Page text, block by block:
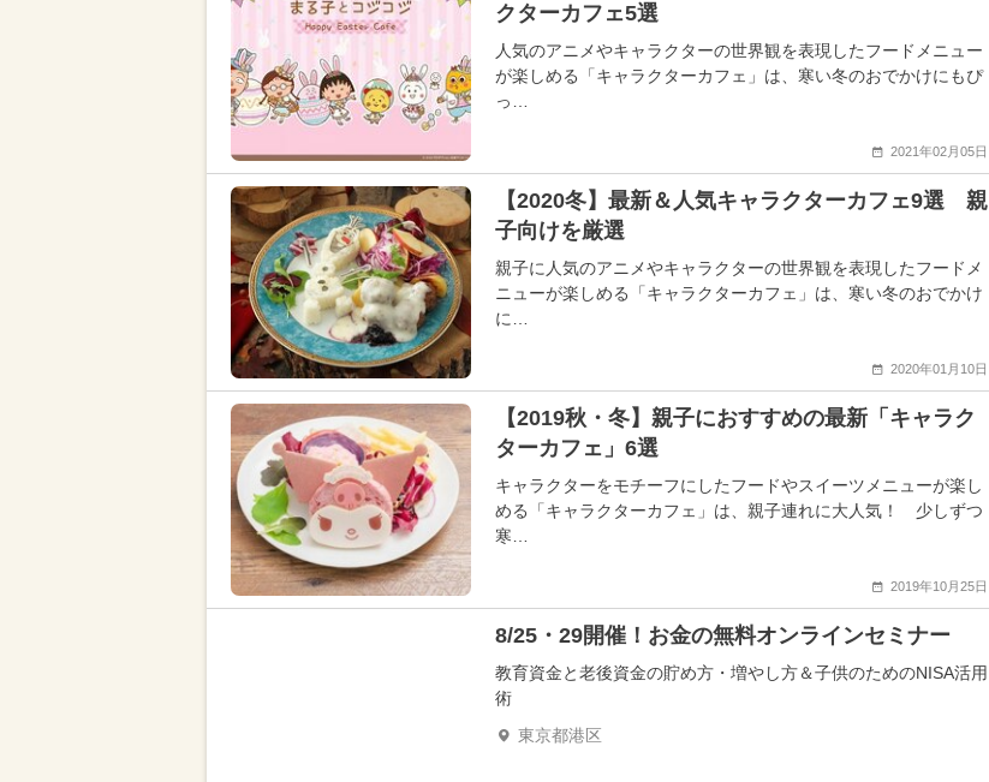
クターカフェ5選
人気のアニメやキャラクターの世界観を表現したフードメニュー
が楽しめる「キャラクターカフェ」は、寒い冬のおでかけにもぴ
っ…
2021年02月05日
【2020冬】最新＆人気キャラクターカフェ9選 親
子向けを厳選
親子に人気のアニメやキャラクターの世界観を表現したフードメ
ニューが楽しめる「キャラクターカフェ」は、寒い冬のおでかけ
に…
2020年01月10日
【2019秋・冬】親子におすすめの最新「キャラク
ターカフェ」6選
キャラクターをモチーフにしたフードやスイーツメニューが楽し
める「キャラクターカフェ」は、親子連れに大人気！ 少しずつ
寒…
2019年10月25日
8/25・29開催！お金の無料オンラインセミナー
教育資金と老後資金の貯め方・増やし方＆子供のためのNISA活用
術
東京都港区